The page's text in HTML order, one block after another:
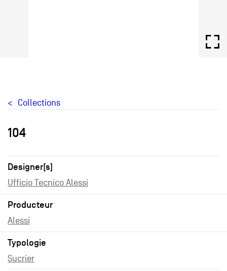
Collections
104
Designer[s]
Ufficio Tecnico Alessi
Producteur
Alessi
Typologie
Sucrier